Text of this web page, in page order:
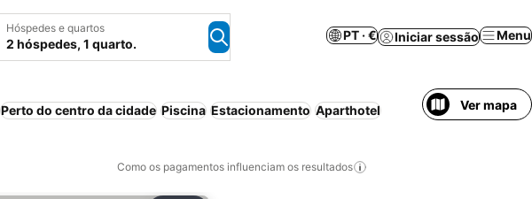
Hóspedes e quartos
2 hóspedes, 1 quarto.
PT · € Iniciar sessão Menu
Perto do centro da cidade Piscina Estacionamento Aparthotel Ver mapa
Como os pagamentos influenciam os resultados